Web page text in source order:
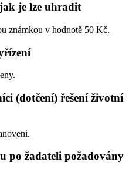
je lze uhradit
známkou v hodnotě 50 Kč.
(dotčení) řešení životní
po žadateli požadovány